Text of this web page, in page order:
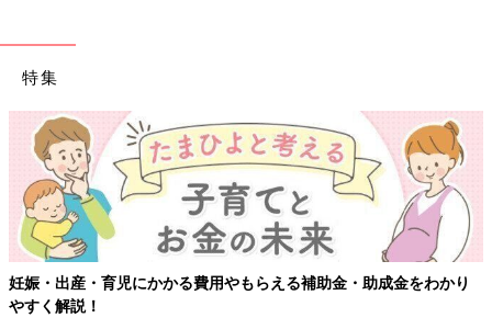
特集
妊娠・出産・育児にかかる費用やもらえる補助金・助成金をわかり
やすく解説！